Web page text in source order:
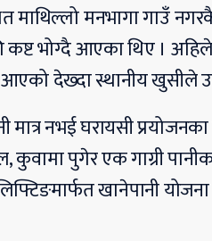
माथिल्लो मनभागा गाउँ
कष्ट भोग्दै आएका थिए ।
आएको देख्दा स्थानीय खुसीले
नभई घरायसी
पुगेर एक गाग्री
खानेपानी